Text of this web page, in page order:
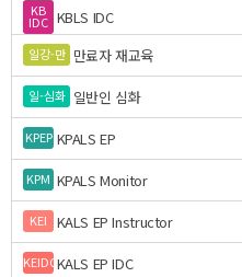
KB
IDC KBLS IDC
일강-만 만료자 재교육
일-심화 일반인 심화
KPEP KPALS EP
KPM KPALS Monitor
KEI KALS EP Instructor
KEIDCKALS EP IDC